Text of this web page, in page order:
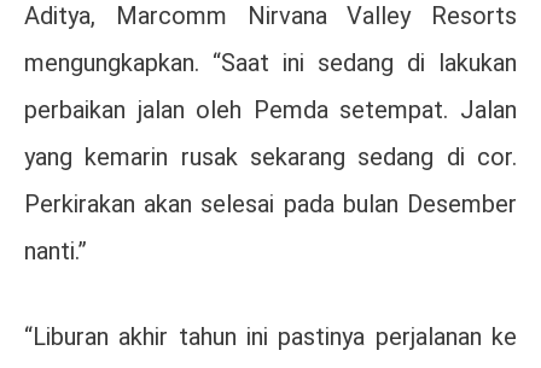
Aditya, Marcomm Nirvana Valley Resorts
mengungkapkan. “Saat ini sedang di lakukan
perbaikan jalan oleh Pemda setempat. Jalan
yang kemarin rusak sekarang sedang di cor.
Perkirakan akan selesai pada bulan Desember
nanti.”
“Liburan akhir tahun ini pastinya perjalanan ke